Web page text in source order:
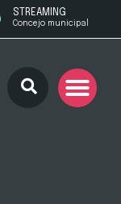
STREAMING
Concejo municipal